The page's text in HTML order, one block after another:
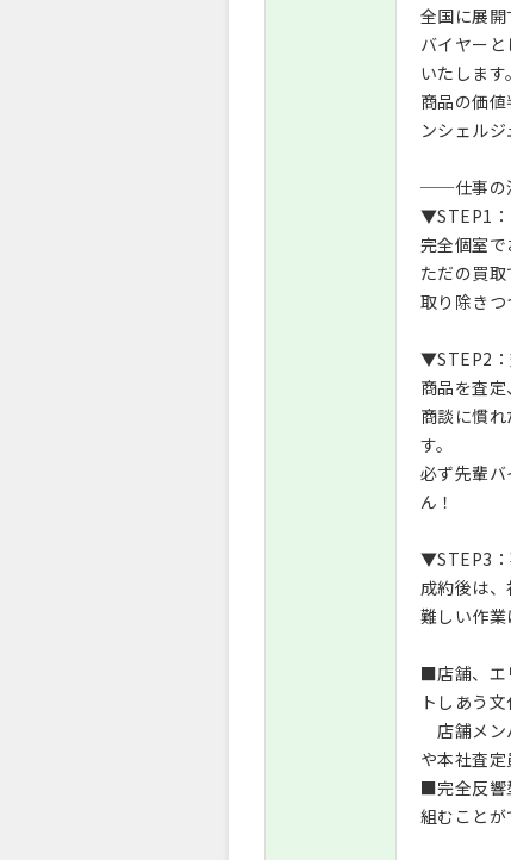
全国に展開
バイヤー
いたします。
商品の価
ンシェルジ
──仕事
▼STEP1：
完全個室で
ただの買
取り除きつ
▼STEP2
商品を査定
商談に慣
す。
必ず先輩
ん！
▼STEP3：
成約後は
難しい作業
■店舗、エ
トしあう
店舗メン
や本社査定
■完全反響
組むことが